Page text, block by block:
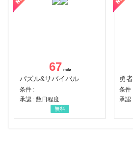
67
パズル&サバイバル
条件 :
承認 : 数日程度
無料
条件
承認